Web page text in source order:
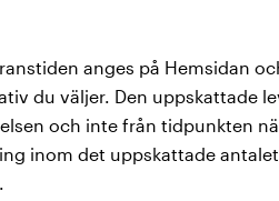
anges på Hemsidan
du väljer. Den uppskattade
och inte från tidpunkten
inom det uppskattade